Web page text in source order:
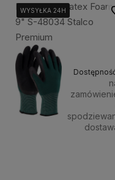
Rękawice "Latex Foam
9" S-48034 Stalco
Premium
WYSYŁKA 24H
WYSYŁKA 24H
WYSYŁKA 24H